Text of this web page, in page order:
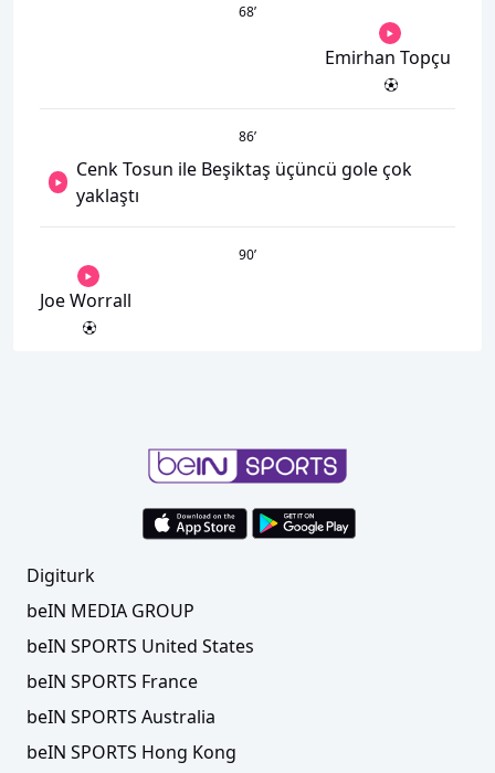
68’
Emirhan Topçu
86’
Cenk Tosun ile Beşiktaş üçüncü gole çok
yaklaştı
90’
Joe Worrall
Digiturk
beIN MEDIA GROUP
beIN SPORTS United States
beIN SPORTS France
beIN SPORTS Australia
beIN SPORTS Hong Kong